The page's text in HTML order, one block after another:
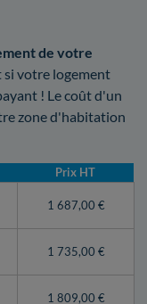
de votre
si votre logement
! Le coût d'un
zone d'habitation
Prix HT
1 687,00 €
1 735,00 €
1 809,00 €